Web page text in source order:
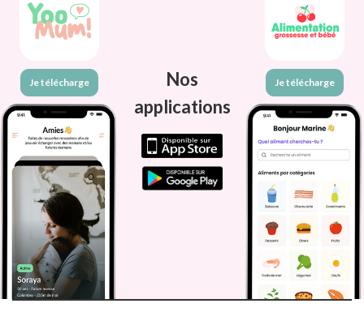
Je télécharge
Nos
applications
Je télécharge